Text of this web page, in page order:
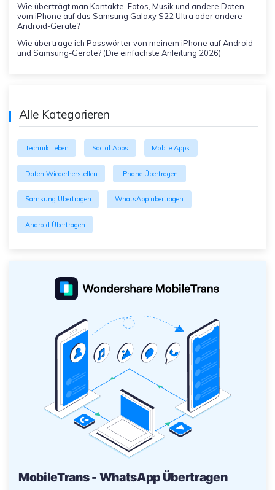
Wie überträgt man Kontakte, Fotos, Musik und andere Daten
vom iPhone auf das Samsung Galaxy S22 Ultra oder andere
Android-Geräte?
Wie übertrage ich Passwörter von meinem iPhone auf Android-
und Samsung-Geräte? (Die einfachste Anleitung 2026)
Alle Kategorieren
Technik Leben Social Apps Mobile Apps
Daten Wiederherstellen iPhone Übertragen
Samsung Übertragen WhatsApp übertragen
Android Übertragen
MobileTrans - WhatsApp Übertragen